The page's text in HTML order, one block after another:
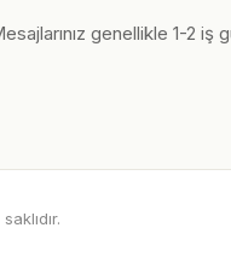
genellikle 1-2 iş